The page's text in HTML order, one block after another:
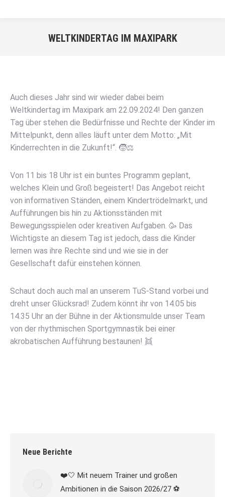
WELTKINDERTAG IM MAXIPARK
Auch dieses Jahr sind wir wieder dabei beim
Weltkindertag im Maxipark am 22.09.2024! Den ganzen
Tag über stehen die Bedürfnisse und Rechte der Kinder im
Mittelpunkt, denn alles läuft unter dem Motto: „Mit
Kinderrechten in die Zukunft!“. 🧒⚖️
Von 11 bis 18 Uhr ist ein buntes Programm geplant,
welches Klein und Groß begeistert! Das Angebot reicht
von informativen Ständen, einem Kindertrödelmarkt, und
Aufführungen bis hin zu Aktionsständen mit
Bewegungsspielen oder kreativen Aufgaben. 🥳 Das
Wichtigste an diesem Tag ist jedoch, dass die Kinder
lernen was ihre Rechte sind und wie sie in der
Gesellschaft dafür einstehen können.
Schaut doch auch mal an unserem TuS-Stand vorbei und
dreht unser Glücksrad! Zudem könnt ihr von 14.05 bis
14.35 Uhr an der Bühne in der Aktionsmulde unser Team
von der rhythmischen Sportgymnastik bei einer
akrobatischen Aufführung bestaunen! 👯
Neue Berichte
❤️🤍 Mit neuem Trainer und großen
Ambitionen in die Saison 2026/27 ⚽